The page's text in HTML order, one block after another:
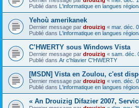
Publié dans L'informatique en langues
Yehoù amerikanek
Dernier message par drouizig « mar. déc.
Publié dans L'informatique en langues
C’HWERTY sous Windows Vista
Dernier message par drouizig « sam. déc.
Publié dans Ar c'hlavier C'HWERTY
[MSDN] Vista en Zoulou, c'est
Dernier message par drouizig « ven. déc.
Publié dans L'informatique en langues
« An Drouizig Difazier 2007,